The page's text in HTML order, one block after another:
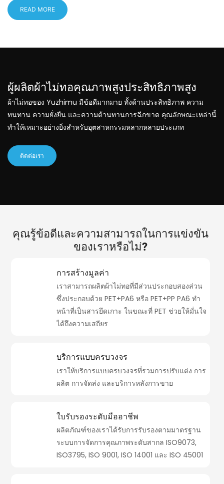
READ MORE
ผู้ผลิตผ้าไม่ทอคุณภาพสูงประสิทธิภาพสูง
ผ้าไม่ทอของ Yuzhimu มีข้อดีมากมาย ทั้งด้านประสิทธิภาพ ความ
ทนทาน ความยั่งยืน และความต้านทานการฉีกขาด คุณลักษณะเหล่านี้
ทำให้เหมาะอย่างยิ่งสำหรับอุตสาหกรรมหลากหลายประเภท
ติดต่อเรา
คุณรู้ข้อดีและความสามารถในการแข่งขัน
ของเราหรือไม่?
การสร้างมูลค่า
เราสามารถผลิตผ้าไม่ทอที่มีส่วนประกอบสองส่วน
ซึ่งประกอบด้วย PET+PA6 หรือ PET+PP PA6 ทำ
หน้าที่เป็นสารยึดเกาะ ในขณะที่ PET ช่วยให้มั่นใจ
ได้ถึงความเสถียร
บริการแบบครบวงจร
เราให้บริการแบบครบวงจรที่รวมการปรับแต่ง การ
ผลิต การจัดส่ง และบริการหลังการขาย
ใบรับรองระดับมืออาชีพ
ผลิตภัณฑ์ของเราได้รับการรับรองตามมาตรฐาน
ระบบการจัดการคุณภาพระดับสากล ISO9073,
ISO3795, ISO 9001, ISO 14001 และ ISO 45001